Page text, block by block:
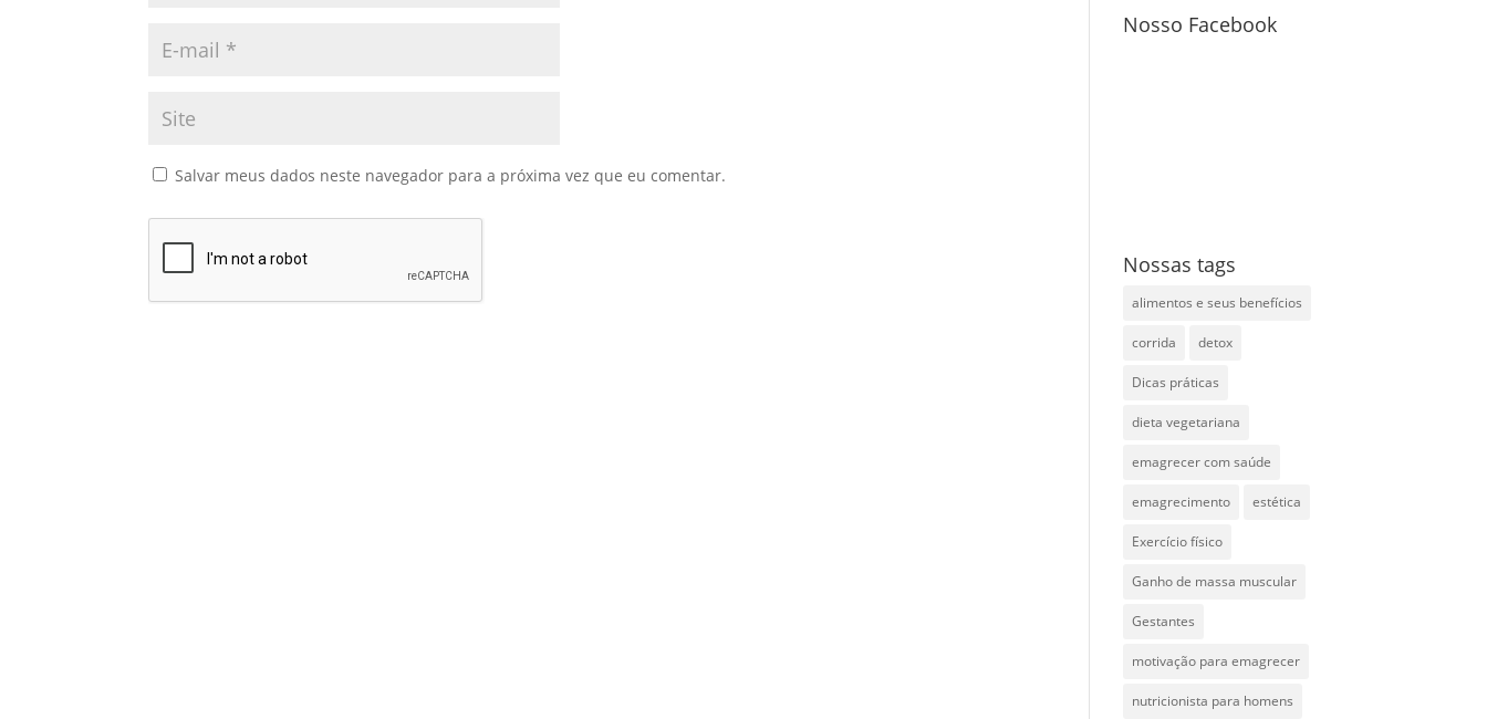
Salvar meus dados neste navegador para a próxima vez que eu comentar.
Nosso Facebook
Nossas tags
alimentos e seus benefícios
corrida detox
Dicas práticas
dieta vegetariana
emagrecer com saúde
emagrecimento estética
Exercício físico
Ganho de massa muscular
Gestantes
motivação para emagrecer
nutricionista para homens